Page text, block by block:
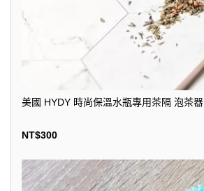
美國 HYDY 時尚保溫水瓶專用茶隔 泡茶器
NT$300